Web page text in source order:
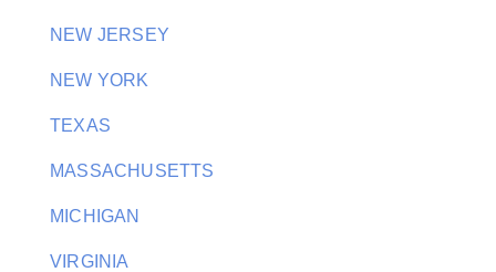
NEW JERSEY
NEW YORK
TEXAS
MASSACHUSETTS
MICHIGAN
VIRGINIA